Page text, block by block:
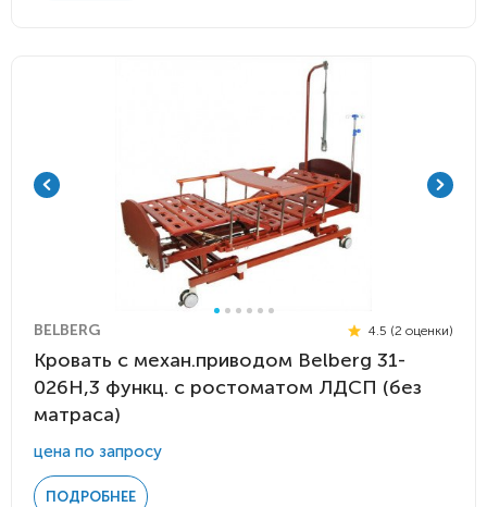
BELBERG 4.5 (2 оценки)
Кровать c механ.приводом Belberg 31-
026H,3 функц. с ростоматом ЛДСП (без
матраса)
цена по запросу
ПОДРОБНЕЕ